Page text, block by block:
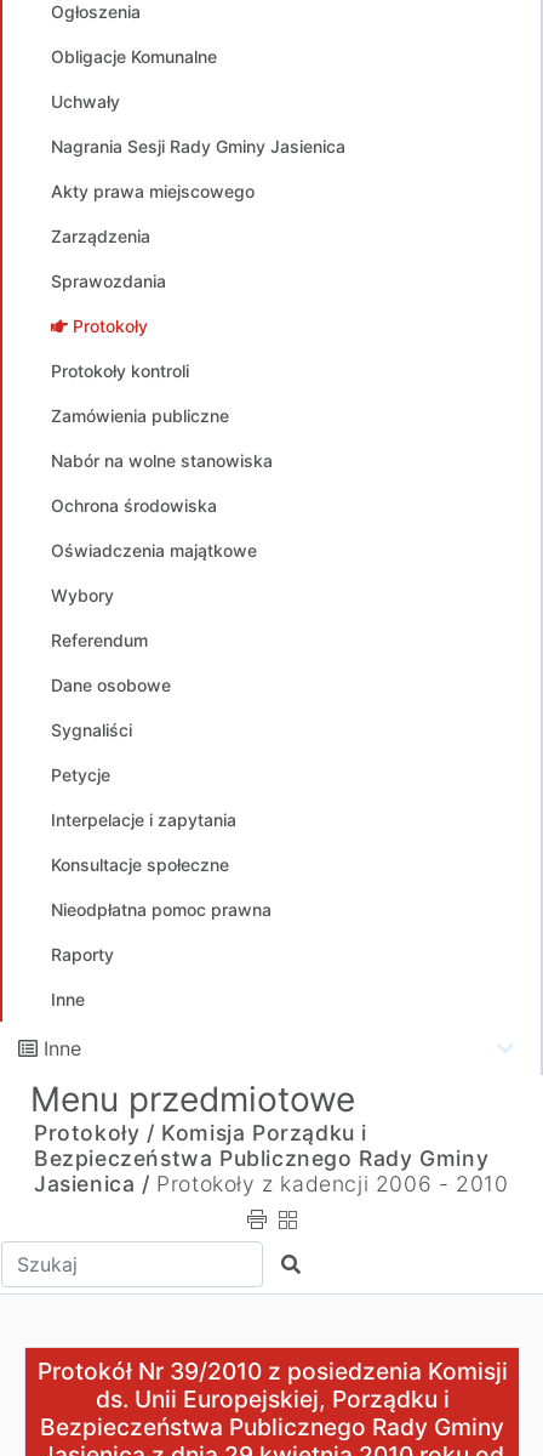
Ogłoszenia
Obligacje Komunalne
Uchwały
Nagrania Sesji Rady Gminy Jasienica
Akty prawa miejscowego
Zarządzenia
Sprawozdania
Protokoły
Protokoły kontroli
Zamówienia publiczne
Nabór na wolne stanowiska
Ochrona środowiska
Oświadczenia majątkowe
Wybory
Referendum
Dane osobowe
Sygnaliści
Petycje
Interpelacje i zapytania
Konsultacje społeczne
Nieodpłatna pomoc prawna
Raporty
Inne
Inne
Menu przedmiotowe
Protokoły / Komisja Porządku i
Bezpieczeństwa Publicznego Rady Gminy
Jasienica / Protokoły z kadencji 2006 - 2010
Wpisz tekst do wyszukania Szukaj
Protokół Nr 39/2010 z posiedzenia Komisji ds. Unii
Protokół Nr 39/2010 z posiedzenia Komisji
ds. Unii Europejskiej, Porządku i
Bezpieczeństwa Publicznego Rady Gminy